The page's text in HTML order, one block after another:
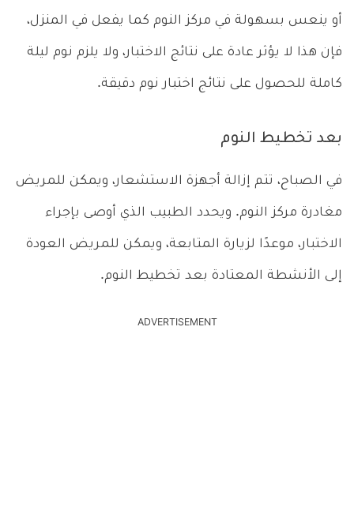
أو ينعس بسهولة في مركز النوم كما يفعل في المنزل،
فإن هذا لا يؤثر عادة على نتائج الاختبار، ولا يلزم نوم ليلة
كاملة للحصول على نتائج اختبار نوم دقيقة.
بعد تخطيط النوم
في الصباح، تتم إزالة أجهزة الاستشعار، ويمكن للمريض
مغادرة مركز النوم. ويحدد الطبيب الذي أوصى بإجراء
الاختبار، موعدًا لزيارة المتابعة، ويمكن للمريض العودة
إلى الأنشطة المعتادة بعد تخطيط النوم.
ADVERTISEMENT